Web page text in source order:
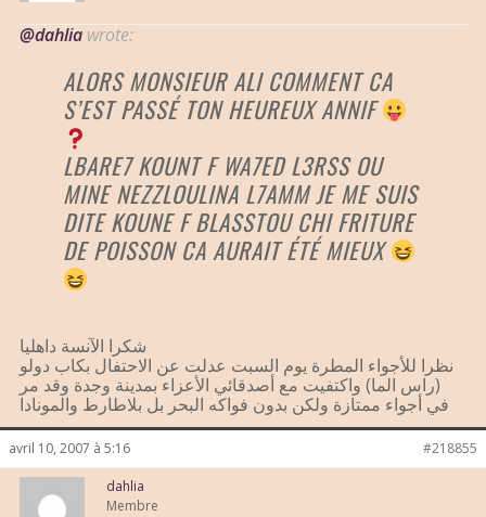
@dahlia wrote:
ALORS MONSIEUR ALI COMMENT CA
S’EST PASSÉ TON HEUREUX ANNIF
LBARE7 KOUNT F WA7ED L3RSS OU
MINE NEZZLOULINA L7AMM JE ME SUIS
DITE KOUNE F BLASSTOU CHI FRITURE
DE POISSON CA AURAIT ÉTÉ MIEUX
شكرا الآنسة داهليا
نظرا للأجواء المطرة يوم السبت عدلت عن الاحتفال بكاب دولو
(راس الما) واكتفيت مع أصدقائي الأعزاء بمدينة وجدة وقد مر
في أجواء ممتازة ولكن بدون فواكه البحر بل بلاطارط والمونادا
avril 10, 2007 à 5:16 #218855
dahlia
Membre